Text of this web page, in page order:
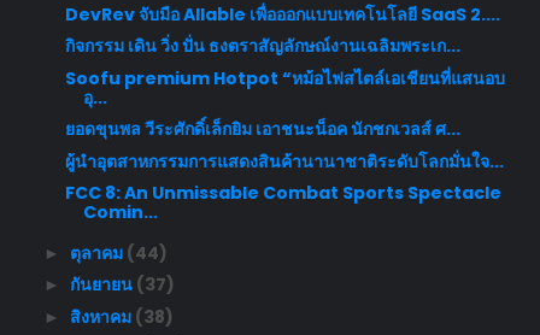
DevRev จับมือ Allable เพื่อออกแบบเทคโนโลยี SaaS 2....
กิจกรรม เดิน วิ่ง ปั่น ธงตราสัญลักษณ์งานเฉลิมพระเก...
Soofu premium Hotpot “หม้อไฟสไตล์เอเชียนที่แสนอบ
อุ...
ยอดขุนพล วีระศักดิ์เล็กยิม เอาชนะน็อค นักชกเวลส์ ศ...
ผู้นำอุตสาหกรรมการแสดงสินค้านานาชาติระดับโลกมั่นใจ...
FCC 8: An Unmissable Combat Sports Spectacle
Comin...
► ตุลาคม (44)
► กันยายน (37)
► สิงหาคม (38)